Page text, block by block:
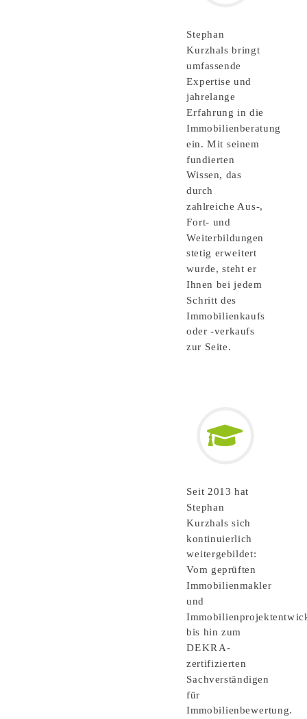
Stephan
Kurzhals bringt
umfassende
Expertise und
jahrelange
Erfahrung in die
Immobilienberatung
ein. Mit seinem
fundierten
Wissen, das
durch
zahlreiche Aus-,
Fort- und
Weiterbildungen
stetig erweitert
wurde, steht er
Ihnen bei jedem
Schritt des
Immobilienkaufs
oder -verkaufs
zur Seite.
Seit 2013 hat
Stephan
Kurzhals sich
kontinuierlich
weitergebildet:
Vom geprüften
Immobilienmakler
und
bis hin zum
DEKRA-
zertifizierten
Sachverständigen
für
Immobilienbewertung.